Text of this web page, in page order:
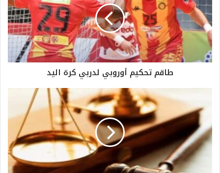
طاقم تحكيم أوروبي لدربي كرة اليد